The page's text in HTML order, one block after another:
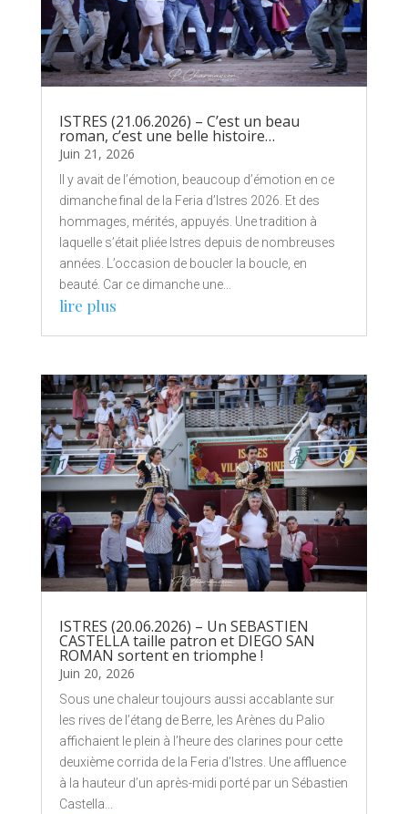
ISTRES (21.06.2026) – C’est un beau
roman, c’est une belle histoire…
Juin 21, 2026
Il y avait de l’émotion, beaucoup d’émotion en ce
dimanche final de la Feria d’Istres 2026. Et des
hommages, mérités, appuyés. Une tradition à
laquelle s’était pliée Istres depuis de nombreuses
années. L’occasion de boucler la boucle, en
beauté. Car ce dimanche une...
lire plus
ISTRES (20.06.2026) – Un SEBASTIEN
CASTELLA taille patron et DIEGO SAN
ROMAN sortent en triomphe !
Juin 20, 2026
Sous une chaleur toujours aussi accablante sur
les rives de l’étang de Berre, les Arènes du Palio
affichaient le plein à l’heure des clarines pour cette
deuxième corrida de la Feria d’Istres. Une affluence
à la hauteur d’un après-midi porté par un Sébastien
Castella...